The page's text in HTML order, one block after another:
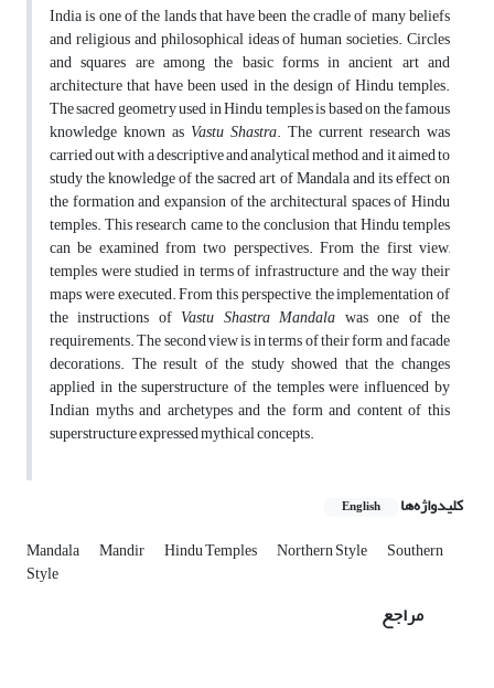
India is one of the lands that have been the cradle of many beliefs
and religious and philosophical ideas of human societies. Circles
and squares are among the basic forms in ancient art and
architecture that have been used in the design of Hindu temples.
The sacred geometry used in Hindu temples is based on the famous
knowledge known as Vastu Shastra. The current research was
carried out with a descriptive and analytical method, and it aimed to
study the knowledge of the sacred art of Mandala and its effect on
the formation and expansion of the architectural spaces of Hindu
temples. This research came to the conclusion that Hindu temples
can be examined from two perspectives. From the first view,
temples were studied in terms of infrastructure and the way their
maps were executed. From this perspective, the implementation of
the instructions of Vastu Shastra Mandala was one of the
requirements. The second view is in terms of their form and facade
decorations. The result of the study showed that the changes
applied in the superstructure of the temples were influenced by
Indian myths and archetypes and the form and content of this
superstructure expressed mythical concepts.
کلیدواژه‌ها English
Mandala Mandir Hindu Temples Northern Style Southern
Style
مراجع